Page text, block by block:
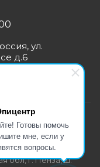
Готовы помочь
мне, если у
вопросы.
ул.
д.6
ИНН 5835103358
обл, г. Пенза, ш.